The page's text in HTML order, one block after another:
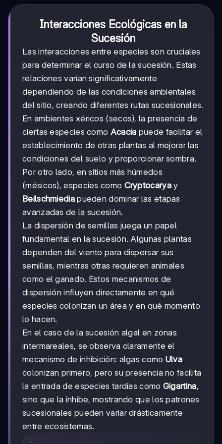
Interacciones Ecológicas en la
Sucesión
Las interacciones entre especies son cruciales
para determinar el curso de la sucesión. Estas
relaciones varían significativamente
dependiendo de las condiciones ambientales
del sitio, creando diferentes rutas sucesionales.
En ambientes xéricos (secos), la presencia de
ciertas especies como Acacia puede facilitar el
establecimiento de otras plantas al mejorar las
condiciones del suelo y proporcionar sombra.
Por otro lado, en sitios más húmedos
(mésicos), especies como Cryptocaryay
Beilschmiediapueden dominar las etapas
avanzadas de la sucesión.
La dispersión de semillas juega un papel
fundamental en la sucesión. Algunas plantas
dependen del viento para dispersar sus
semillas, mientras otras requieren animales
como el ganado. Estos mecanismos de
dispersión influyen directamente en qué
especies colonizan un área y en qué momento
lo hacen.
En el caso de la sucesión algal en zonas
intermareales, se observa claramente el
mecanismo de inhibición: algas como Ulva
colonizan primero, pero su presencia no facilita
la entrada de especies tardías como Gigartina,
sino que la inhibe, mostrando que los patrones
sucesionales pueden variar drásticamente
entre ecosistemas.